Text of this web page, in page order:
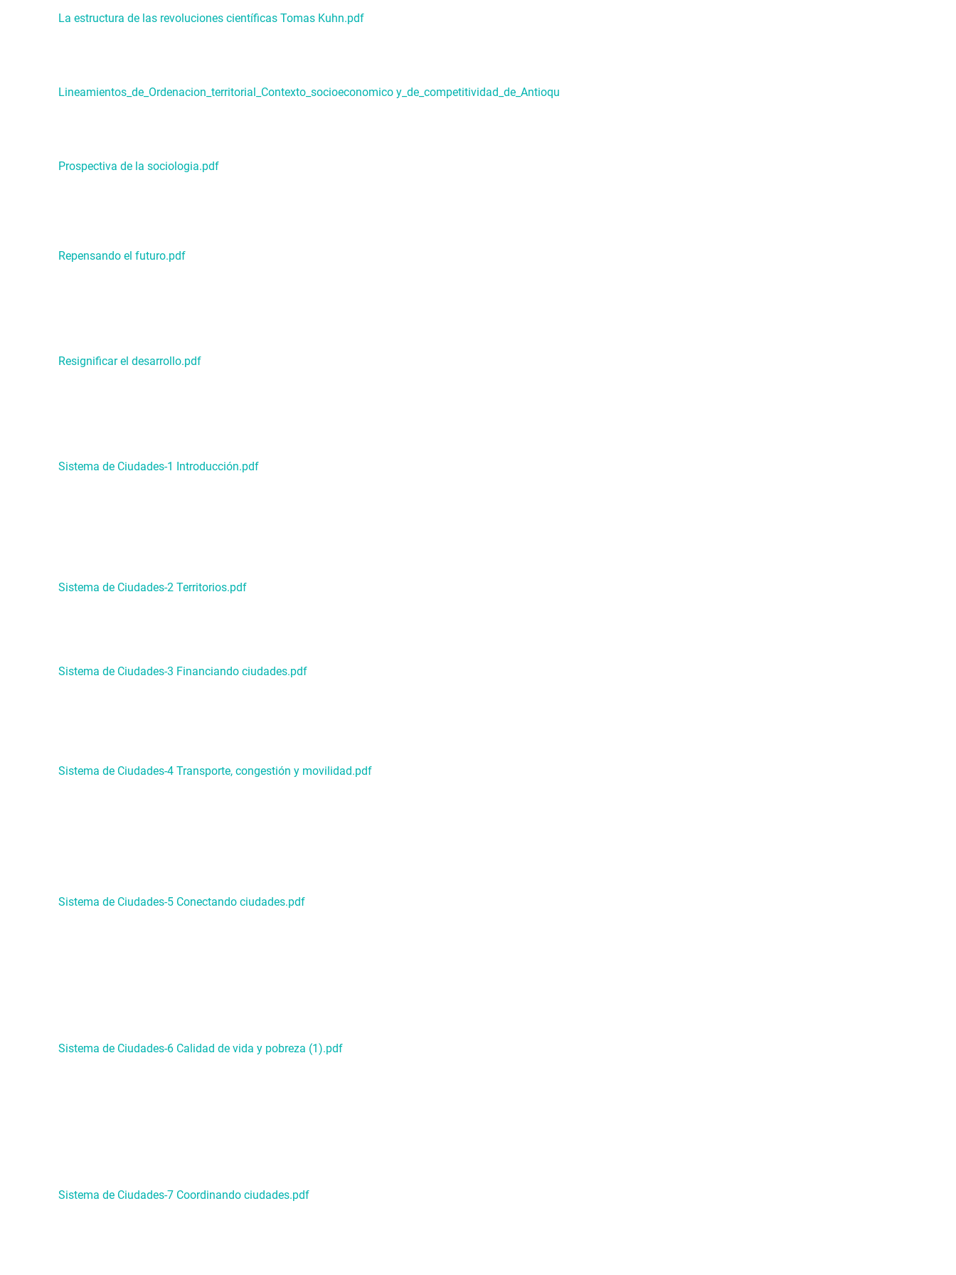
La estructura de las revoluciones científicas Tomas Kuhn.pdf
Lineamientos_de_Ordenacion_territorial_Contexto_socioeconomico y_de_competitividad_de_Antioqu
Prospectiva de la sociologia.pdf
Repensando el futuro.pdf
Resignificar el desarrollo.pdf
Sistema de Ciudades-1 Introducción.pdf
Sistema de Ciudades-2 Territorios.pdf
Sistema de Ciudades-3 Financiando ciudades.pdf
Sistema de Ciudades-4 Transporte, congestión y movilidad.pdf
Sistema de Ciudades-5 Conectando ciudades.pdf
Sistema de Ciudades-6 Calidad de vida y pobreza (1).pdf
Sistema de Ciudades-7 Coordinando ciudades.pdf